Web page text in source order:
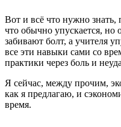
Вот и всё что нужно знать,
что обычно упускается, но
забивают болт, а учителя
все эти навыки сами со
практики через боль и
Я сейчас, между прочим,
как я предлагаю, и
время.